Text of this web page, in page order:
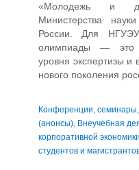
«Молодежь и
Министерства
России. Для
олимпиады — это
уровня экспертизы и
нового поколения
Конференции,
(анонсы), Внеучебная
корпоративной
студентов и